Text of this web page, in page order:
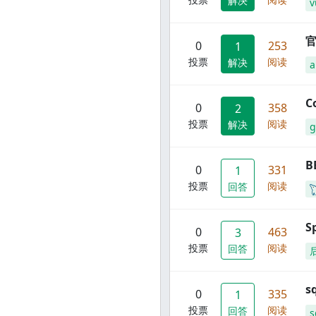
0
投票
1
解决
253
阅读
0
投票
2
解决
358
阅读
0
投票
1
回答
331
阅读
0
投票
3
回答
463
阅读
0
投票
1
回答
335
阅读